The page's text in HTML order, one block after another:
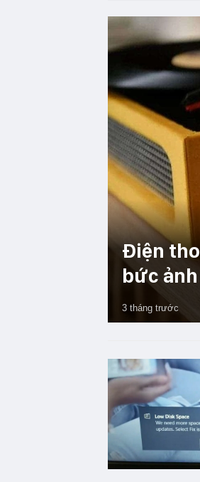
Điện
bức
3 tháng trước